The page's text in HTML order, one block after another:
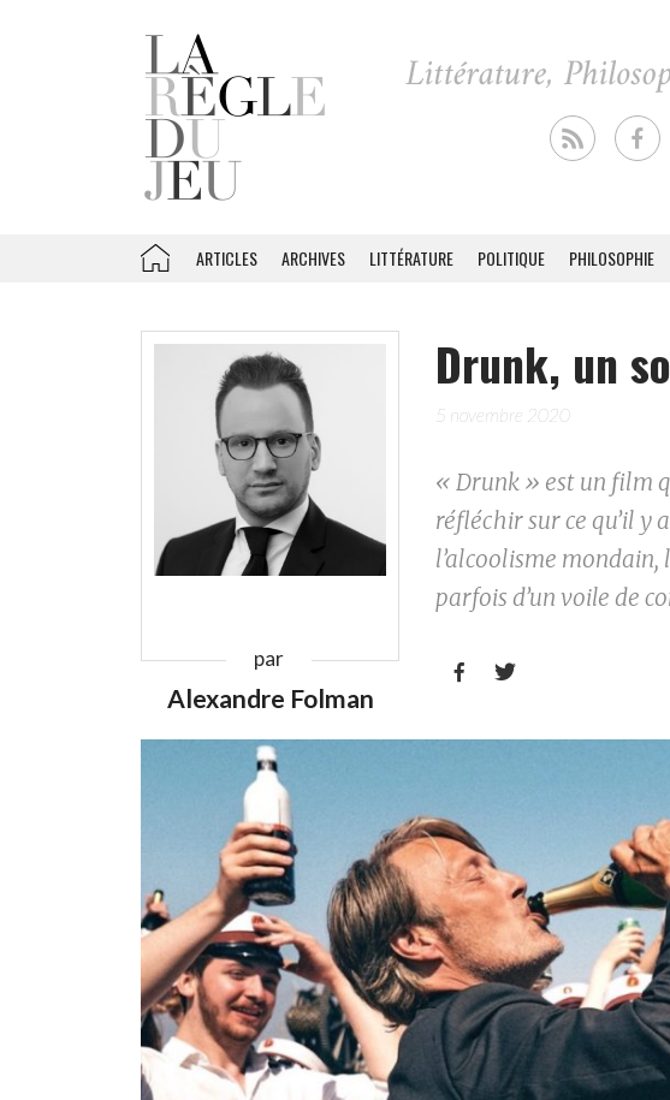
ARTICLES ARCHIVES LITTÉRATURE POLITIQUE PHILOSOPHIE
par
Alexandre Folman
Drunk, un
5 novembre 2020
« Drunk » est un film
réfléchir sur ce qu’il y
l’alcoolisme mondain,
parfois d’un voile de
 